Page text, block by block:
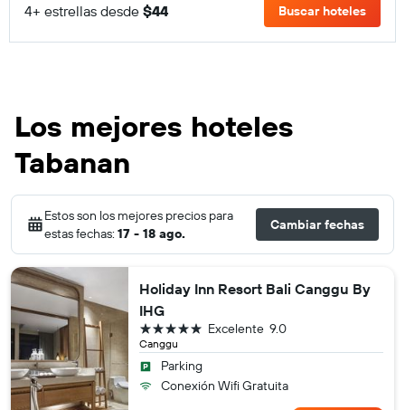
4+ estrellas desde $44 Buscar hoteles
Los mejores hoteles
Tabanan
Estos son los mejores precios para
estas fechas: 17 - 18 ago.
Cambiar fechas
Holiday Inn Resort Bali Canggu By
IHG
Canggu
9.0
Excelente
5 estrellas
Parking
Conexión Wifi Gratuita